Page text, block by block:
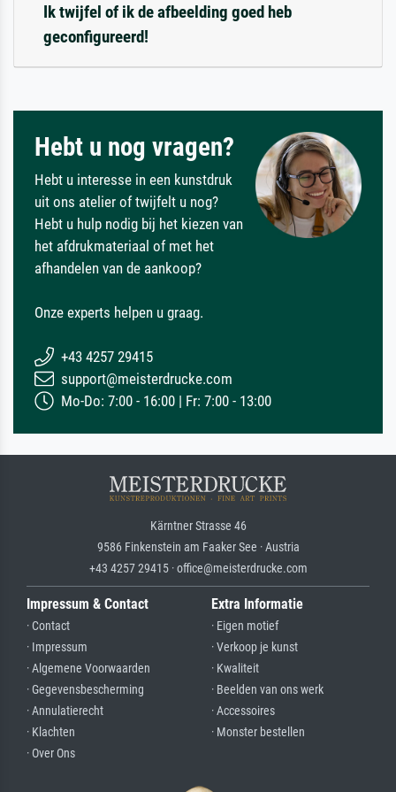
Ik twijfel of ik de afbeelding goed heb
geconfigureerd!
Hebt u nog vragen?
Hebt u interesse in een kunstdruk
uit ons atelier of twijfelt u nog?
Hebt u hulp nodig bij het kiezen van
het afdrukmateriaal of met het
afhandelen van de aankoop?
Onze experts helpen u graag.
+43 4257 29415
support@meisterdrucke.com
Mo-Do: 7:00 - 16:00 | Fr: 7:00 - 13:00
Kärntner Strasse 46
9586 Finkenstein am Faaker See · Austria
+43 4257 29415 · office@meisterdrucke.com
Impressum & Contact
· Contact
· Impressum
· Algemene Voorwaarden
· Gegevensbescherming
· Annulatierecht
· Klachten
· Over Ons
Extra Informatie
· Eigen motief
· Verkoop je kunst
· Kwaliteit
· Beelden van ons werk
· Accessoires
· Monster bestellen